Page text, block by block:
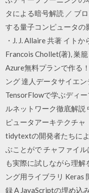
タによる暗号解読 ／ ブ
する量子コンピュータの
・J. J. Allaire 共著 イト
Francois Chollet(著), 巣
Azure無料プランで作る
ング 達人データサイエ
TensorFlowで学ぶディ
ルネットワーク徹底解説
ピュータアーキテクチャ
tidytextの開発者たちに
ぶことがで チャファイ
も実際に試しながら理
ング用ライブラリ Keras
録 A JavaScriptの埋め込